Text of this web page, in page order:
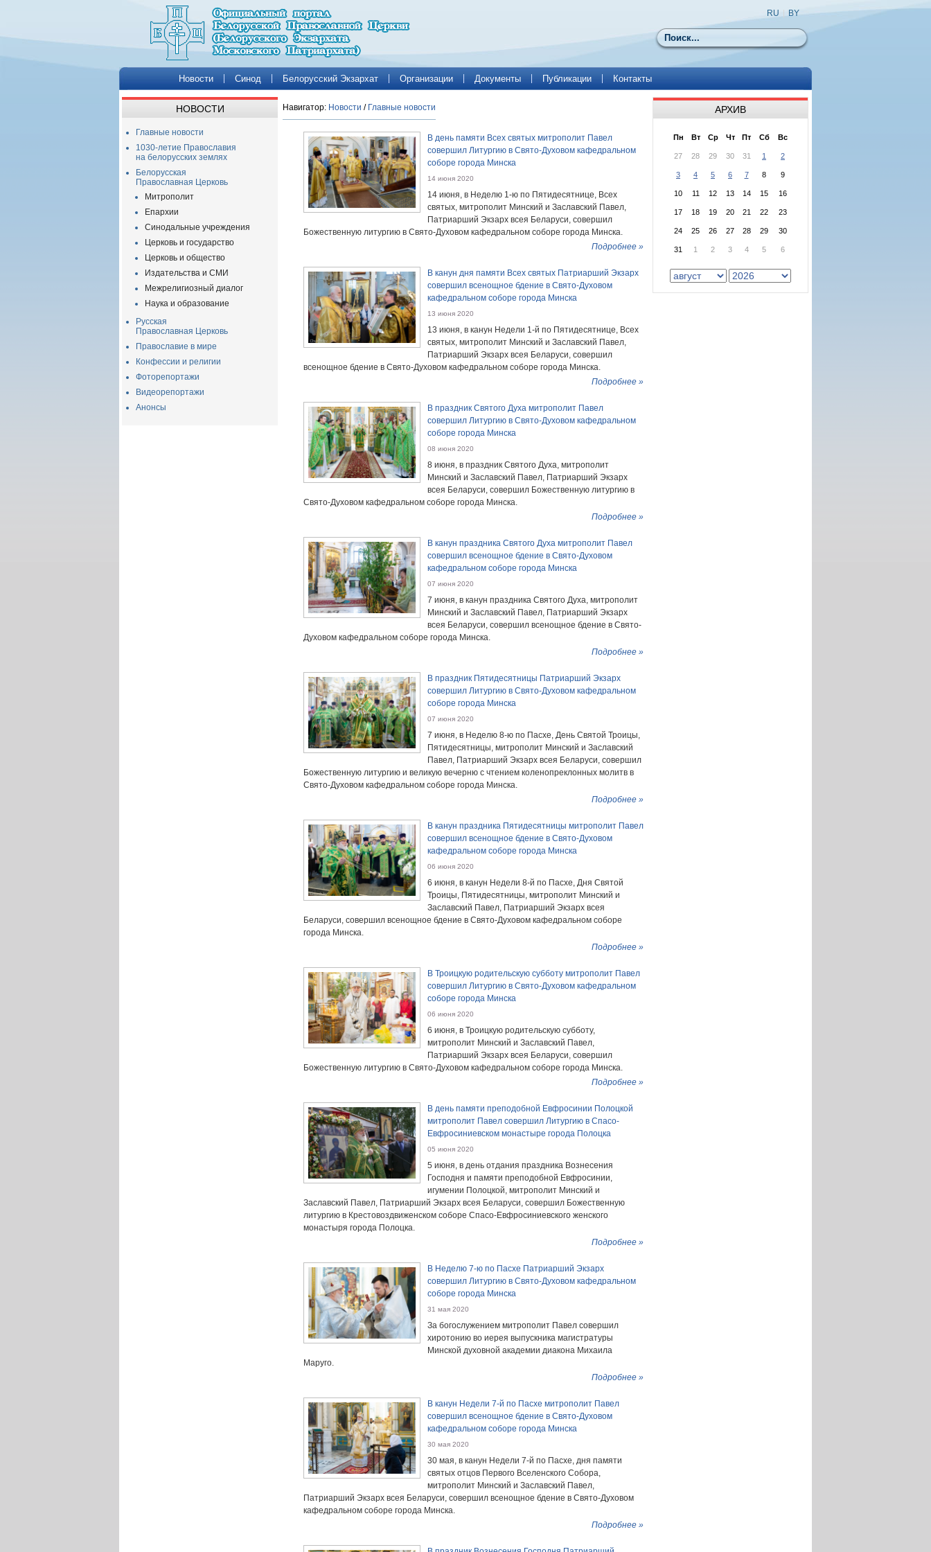
Поиск
RU BY
Новости Синод Белорусский Экзархат Организации Документы Публикации Контакты
НОВОСТИ
Главные новости
1030-летие Православия
на белорусских землях
Белорусская
Православная Церковь
Митрополит
Епархии
Синодальные учреждения
Церковь и государство
Церковь и общество
Издательства и СМИ
Межрелигиозный диалог
Наука и образование
Русская
Православная Церковь
Православие в мире
Конфессии и религии
Фоторепортажи
Видеорепортажи
Анонсы
Навигатор: Новости / Главные новости
В день памяти Всех святых митрополит Павел
совершил Литургию в Свято-Духовом кафедральном
соборе города Минска
14 июня 2020
14 июня, в Неделю 1-ю по Пятидесятнице, Всех
святых, митрополит Минский и Заславский Павел,
Патриарший Экзарх всея Беларуси, совершил
Божественную литургию в Свято-Духовом кафедральном соборе города Минска.
Подробнее »
В канун дня памяти Всех святых Патриарший Экзарх
совершил всенощное бдение в Свято-Духовом
кафедральном соборе города Минска
13 июня 2020
13 июня, в канун Недели 1-й по Пятидесятнице, Всех
святых, митрополит Минский и Заславский Павел,
Патриарший Экзарх всея Беларуси, совершил
всенощное бдение в Свято-Духовом кафедральном соборе города Минска.
Подробнее »
В праздник Святого Духа митрополит Павел
совершил Литургию в Свято-Духовом кафедральном
соборе города Минска
08 июня 2020
8 июня, в праздник Святого Духа, митрополит
Минский и Заславский Павел, Патриарший Экзарх
всея Беларуси, совершил Божественную литургию в
Свято-Духовом кафедральном соборе города Минска.
Подробнее »
В канун праздника Святого Духа митрополит Павел
совершил всенощное бдение в Свято-Духовом
кафедральном соборе города Минска
07 июня 2020
7 июня, в канун праздника Святого Духа, митрополит
Минский и Заславский Павел, Патриарший Экзарх
всея Беларуси, совершил всенощное бдение в Свято-
Духовом кафедральном соборе города Минска.
Подробнее »
В праздник Пятидесятницы Патриарший Экзарх
совершил Литургию в Свято-Духовом кафедральном
соборе города Минска
07 июня 2020
7 июня, в Неделю 8-ю по Пасхе, День Святой Троицы,
Пятидесятницы, митрополит Минский и Заславский
Павел, Патриарший Экзарх всея Беларуси, совершил
Божественную литургию и великую вечерню с чтением коленопреклонных молитв в
Свято-Духовом кафедральном соборе города Минска.
Подробнее »
В канун праздника Пятидесятницы митрополит Павел
совершил всенощное бдение в Свято-Духовом
кафедральном соборе города Минска
06 июня 2020
6 июня, в канун Недели 8-й по Пасхе, Дня Святой
Троицы, Пятидесятницы, митрополит Минский и
Заславский Павел, Патриарший Экзарх всея
Беларуси, совершил всенощное бдение в Свято-Духовом кафедральном соборе
города Минска.
Подробнее »
В Троицкую родительскую субботу митрополит Павел
совершил Литургию в Свято-Духовом кафедральном
соборе города Минска
06 июня 2020
6 июня, в Троицкую родительскую субботу,
митрополит Минский и Заславский Павел,
Патриарший Экзарх всея Беларуси, совершил
Божественную литургию в Свято-Духовом кафедральном соборе города Минска.
Подробнее »
В день памяти преподобной Евфросинии Полоцкой
митрополит Павел совершил Литургию в Спасо-
Евфросиниевском монастыре города Полоцка
05 июня 2020
5 июня, в день отдания праздника Вознесения
Господня и памяти преподобной Евфросинии,
игумении Полоцкой, митрополит Минский и
Заславский Павел, Патриарший Экзарх всея Беларуси, совершил Божественную
литургию в Крестовоздвиженском соборе Спасо-Евфросиниевского женского
монастыря города Полоцка.
Подробнее »
В Неделю 7-ю по Пасхе Патриарший Экзарх
совершил Литургию в Свято-Духовом кафедральном
соборе города Минска
31 мая 2020
За богослужением митрополит Павел совершил
хиротонию во иерея выпускника магистратуры
Минской духовной академии диакона Михаила
Маруго.
Подробнее »
В канун Недели 7-й по Пасхе митрополит Павел
совершил всенощное бдение в Свято-Духовом
кафедральном соборе города Минска
30 мая 2020
30 мая, в канун Недели 7-й по Пасхе, дня памяти
святых отцов Первого Вселенского Собора,
митрополит Минский и Заславский Павел,
Патриарший Экзарх всея Беларуси, совершил всенощное бдение в Свято-Духовом
кафедральном соборе города Минска.
Подробнее »
АРХИВ
Пн Вт Ср Чт Пт Сб Вс
27 28 29 30 31 1 2
3 4 5 6 7 8 9
10 11 12 13 14 15 16
17 18 19 20 21 22 23
24 25 26 27 28 29 30
31 1 2 3 4 5 6